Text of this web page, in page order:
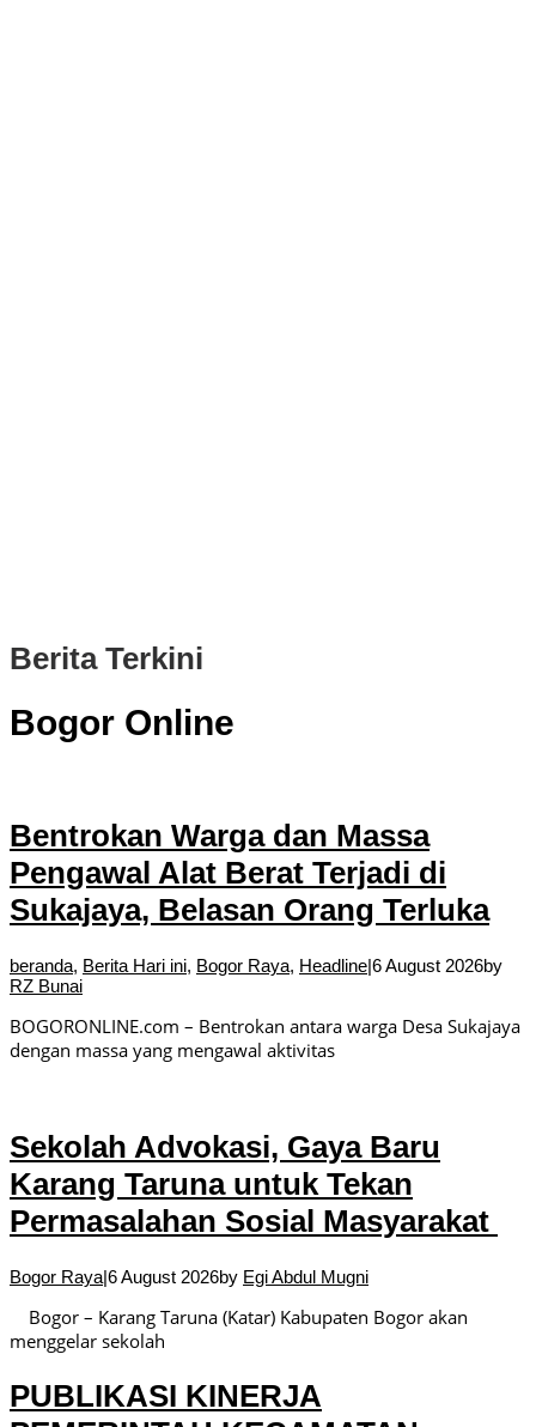
Berita Terkini
Bogor Online
Bentrokan Warga dan Massa
Pengawal Alat Berat Terjadi di
Sukajaya, Belasan Orang Terluka
beranda, Berita Hari ini, Bogor Raya, Headline|6 August 2026by
RZ Bunai
BOGORONLINE.com – Bentrokan antara warga Desa Sukajaya
dengan massa yang mengawal aktivitas
Sekolah Advokasi, Gaya Baru
Karang Taruna untuk Tekan
Permasalahan Sosial Masyarakat
Bogor Raya|6 August 2026by Egi Abdul Mugni
Bogor – Karang Taruna (Katar) Kabupaten Bogor akan
menggelar sekolah
PUBLIKASI KINERJA